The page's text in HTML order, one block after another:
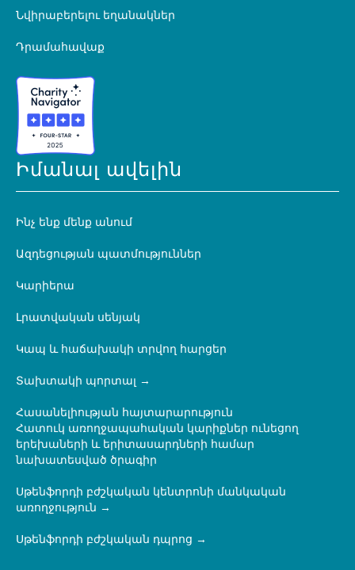
Նվիրաբերելու եղանակներ
Դրամահավաք
Իմանալ ավելին
Ինչ ենք մենք անում
Ազդեցության պատմություններ
Կարիերա
Լրատվական սենյակ
Կապ և հաճախակի տրվող հարցեր
Տախտակի պորտալ
Հասանելիության հայտարարություն
Հատուկ առողջապահական կարիքներ ունեցող
երեխաների և երիտասարդների համար
նախատեսված ծրագիր
Սթենֆորդի բժշկական կենտրոնի մանկական
առողջություն
Սթենֆորդի բժշկական դպրոց